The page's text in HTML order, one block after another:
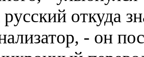
откуда
- он